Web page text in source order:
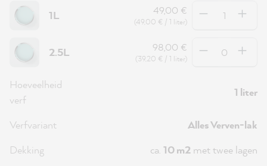
1L 49,00 €
(49,00 € / 1 liter)
Hoeveelheid
2.5L 98,00 €
(39,20 € / 1 liter)
Hoeveelheid
Hoeveelheid
verf
1 liter
Verfvariant
Alles Verven-lak
Dekking
ca. 10 m2 met twee lagen